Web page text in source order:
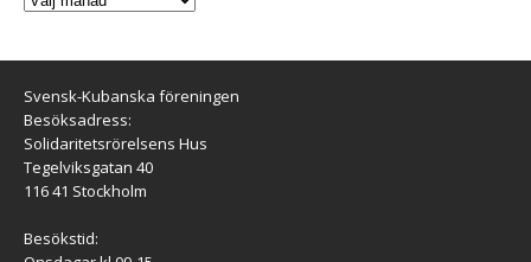
Svensk-Kubanska föreningen
Besöksadress:
Solidaritetsrörelsens Hus
Tegelviksgatan 40
116 41 Stockholm
Besökstid: